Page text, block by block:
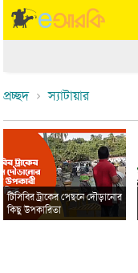
প্রচ্ছদ স্যাটায়ার
টিসিবির ট্রাকের পেছনে দৌড়ানোর
কিছু উপকারিতা